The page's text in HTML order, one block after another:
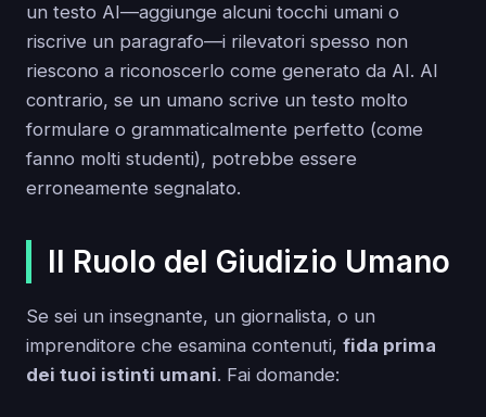
un testo AI—aggiunge alcuni tocchi umani o
riscrive un paragrafo—i rilevatori spesso non
riescono a riconoscerlo come generato da AI. Al
contrario, se un umano scrive un testo molto
formulare o grammaticalmente perfetto (come
fanno molti studenti), potrebbe essere
erroneamente segnalato.
Il Ruolo del Giudizio Umano
Se sei un insegnante, un giornalista, o un
imprenditore che esamina contenuti, fida prima
dei tuoi istinti umani. Fai domande: